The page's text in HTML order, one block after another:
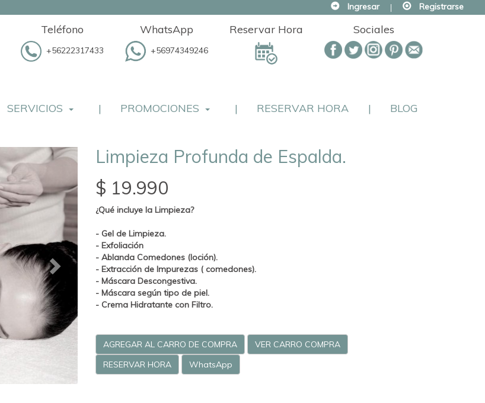
Ingresar | Registrarse
Teléfono
+56222317433
WhatsApp
+56974349246
Reservar Hora Sociales
SERVICIOS | PROMOCIONES | RESERVAR HORA | BLOG
Limpieza Profunda de Espalda.
$ 19.990
¿Qué incluye la Limpieza?
- Gel de Limpieza.
- Exfoliación
- Ablanda Comedones (loción).
- Extracción de Impurezas ( comedones).
- Máscara Descongestiva.
- Máscara según tipo de piel.
- Crema Hidratante con Filtro.
AGREGAR AL CARRO DE COMPRA
VER CARRO COMPRA
RESERVAR HORA
WhatsApp